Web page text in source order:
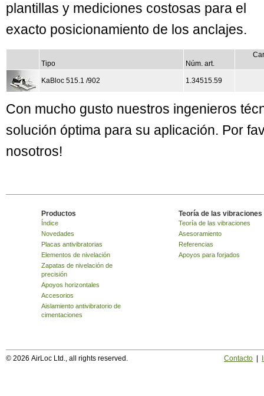
plantillas y mediciones costosas para el
exacto posicionamiento de los anclajes.
Tipo Núm. art.
KaBloc 515.1 /902 1.34515.59
Con mucho gusto nuestros ingenieros
solución óptima para su aplicación. Por
nosotros!
Productos
Índice
Novedades
Placas antivibratorias
Elementos de nivelación
Zapatas de nivelación de
precisión
Apoyos horizontales
Accesorios
Aislamiento antivibratorio de
cimentaciones
Teoría de las vibraciones
Teoría de las vibraciones
Asesoramiento
Referencias
Apoyos para forjados
© 2026 AirLoc Ltd., all rights reserved. Contacto